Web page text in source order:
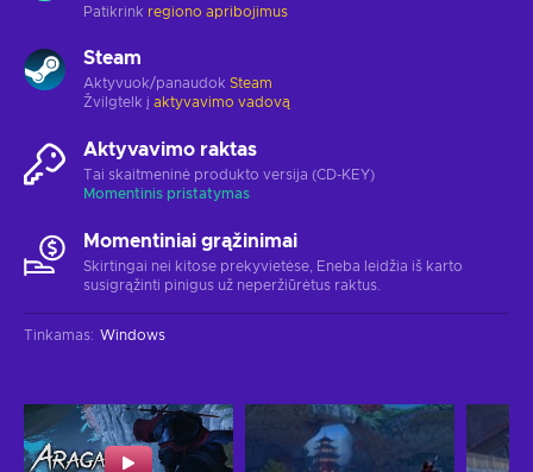
Patikrink regiono apribojimus
Steam
Aktyvuok/panaudok Steam
Žvilgtelk į aktyvavimo vadovą
Aktyvavimo raktas
Tai skaitmeninė produkto versija (CD-KEY)
Momentinis pristatymas
Momentiniai grąžinimai
Skirtingai nei kitose prekyvietėse, Eneba leidžia iš karto
susigrąžinti pinigus už neperžiūrėtus raktus.
Tinkamas: Windows